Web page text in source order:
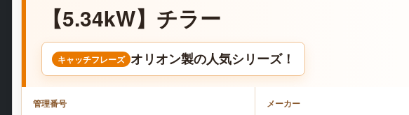
【5.34kW】チラー
キャッチフレーズ オリオン製の人気シリーズ！
管理番号 メーカー